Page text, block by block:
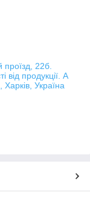
проїзд, 22б.
від продукції. А
Харків, Україна